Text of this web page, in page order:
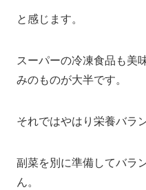
と感じます。
スーパーの冷凍食品も美
みのものが大半です。
それではやはり栄養バラ
副菜を別に準備してバラ
ん。